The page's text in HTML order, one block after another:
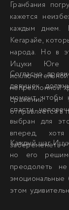
Гранбания
кажется
каждым днем.
Кегарайе,
народа. Но в
Ицуки Юге —
непреклонной
сражений и
отправляется в
Согласно
девушек
момент, чтобы
спасти
выбран для
вперед,
забеременеть —
Каждый шаг
но его
преодолеть
этом
внутренними